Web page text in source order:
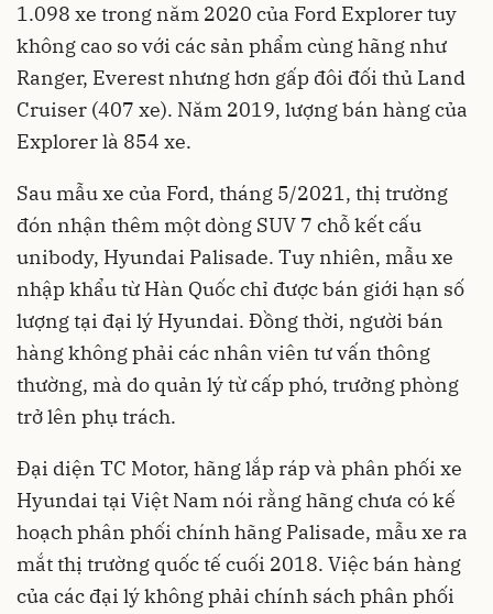
1.098 xe trong năm 2020 của Ford Explorer tuy
không cao so với các sản phẩm cùng hãng như
Ranger, Everest nhưng hơn gấp đôi đối thủ Land
Cruiser (407 xe). Năm 2019, lượng bán hàng của
Explorer là 854 xe.
Sau mẫu xe của Ford, tháng 5/2021, thị trường
đón nhận thêm một dòng SUV 7 chỗ kết cấu
unibody, Hyundai Palisade. Tuy nhiên, mẫu xe
nhập khẩu từ Hàn Quốc chỉ được bán giới hạn số
lượng tại đại lý Hyundai. Đồng thời, người bán
hàng không phải các nhân viên tư vấn thông
thường, mà do quản lý từ cấp phó, trưởng phòng
trở lên phụ trách.
Đại diện TC Motor, hãng lắp ráp và phân phối xe
Hyundai tại Việt Nam nói rằng hãng chưa có kế
hoạch phân phối chính hãng Palisade, mẫu xe ra
mắt thị trường quốc tế cuối 2018. Việc bán hàng
của các đại lý không phải chính sách phân phối